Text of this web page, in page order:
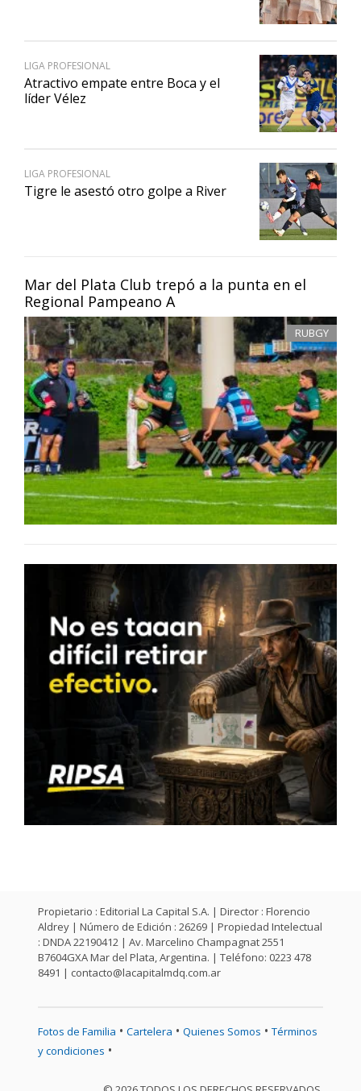
Mar del Plata Club trepó a la punta en el
Regional Pampeano A
RUBGY
LIGA PROFESIONAL
Atractivo empate entre Boca y el
líder Vélez
LIGA PROFESIONAL
Tigre le asestó otro golpe a River
Propietario : Editorial La Capital S.A. | Director : Florencio
Aldrey | Número de Edición : 26269 | Propiedad Intelectual
: DNDA 22190412 | Av. Marcelino Champagnat 2551
B7604GXA Mar del Plata, Argentina. | Teléfono: 0223 478
8491 | contacto@lacapitalmdq.com.ar
Fotos de Familia • Cartelera • Quienes Somos • Términos
y condiciones •